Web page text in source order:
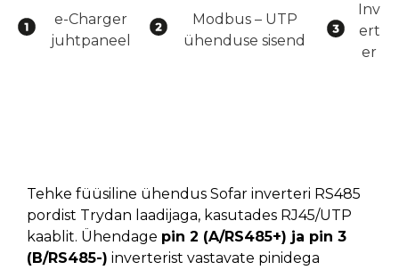
e-Charger
juhtpaneel
Modbus – UTP
ühenduse sisend
Inv
ert
er
Tehke füüsiline ühendus Sofar inverteri RS485
pordist Trydan laadijaga, kasutades RJ45/UTP
kaablit. Ühendage pin 2 (A/RS485+) ja pin 3
(B/RS485-) inverterist vastavate pinidega